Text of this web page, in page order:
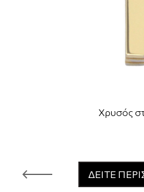
Χρυσός
ΔΕΙΤΕ